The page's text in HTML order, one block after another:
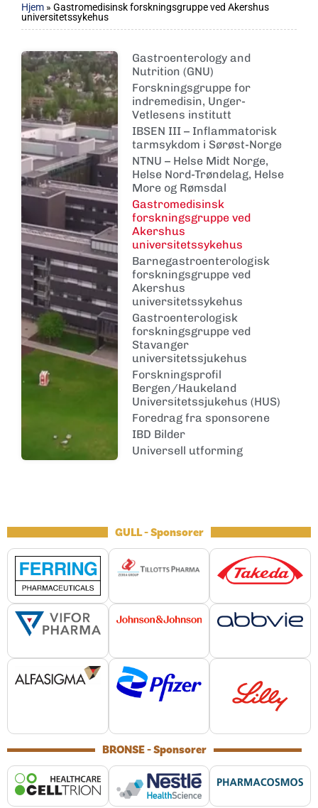
Hjem » Gastromedisinsk forskningsgruppe ved Akershus
universitetssykehus
Gastroenterology and
Nutrition (GNU)
Forskningsgruppe for
indremedisin, Unger-
Vetlesens institutt
IBSEN III – Inflammatorisk
tarmsykdom i Sørøst-Norge
NTNU – Helse Midt Norge,
Helse Nord-Trøndelag, Helse
More og Rømsdal
Gastromedisinsk
forskningsgruppe ved
Akershus
universitetssykehus
Barnegastroenterologisk
forskningsgruppe ved
Akershus
universitetssykehus
Gastroenterologisk
forskningsgruppe ved
Stavanger
universitetssjukehus
Forskningsprofil
Bergen/Haukeland
Universitetssjukehus (HUS)
Foredrag fra sponsorene
IBD Bilder
Universell utforming
GULL - Sponsorer
BRONSE - Sponsorer